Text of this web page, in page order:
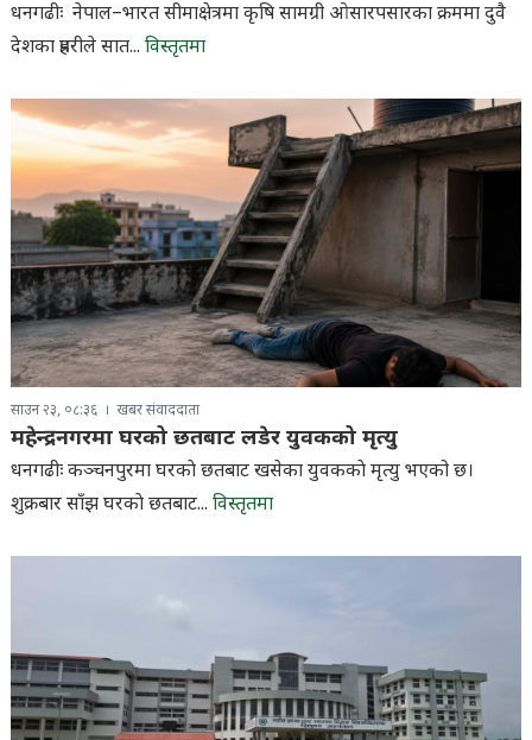
धनगढीः नेपाल–भारत सीमाक्षेत्रमा कृषि सामग्री ओसारपसारका क्रममा दुवै
देशका प्रहरीले सात... विस्तृतमा
साउन २३, ०८:३६ खबर संवाददाता
महेन्द्रनगरमा घरको छतबाट लडेर युवकको मृत्यु
धनगढीः कञ्चनपुरमा घरकाे छतबाट खसेका युवककाे मृत्यु भएको छ।
शुक्रबार साँझ घरकाे छतबाट... विस्तृतमा